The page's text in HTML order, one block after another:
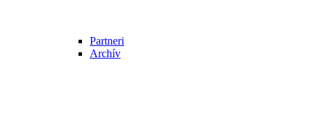
Partneri
Archív